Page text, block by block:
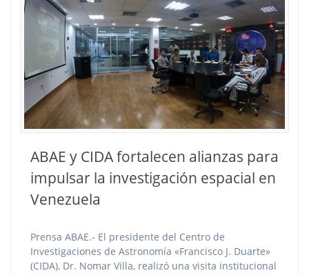
ABAE y CIDA fortalecen alianzas para
impulsar la investigación espacial en
Venezuela
Prensa ABAE.- El presidente del Centro de
Investigaciones de Astronomía «Francisco J. Duarte»
(CIDA), Dr. Nomar Villa, realizó una visita institucional